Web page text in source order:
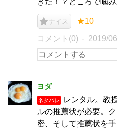
きた！？ところで噛
ナイス ★10
コメント(0) 2019/
ヨダ
ネタバレ
レンタル。教
ルの推薦状が必要。
密、そして推薦状を